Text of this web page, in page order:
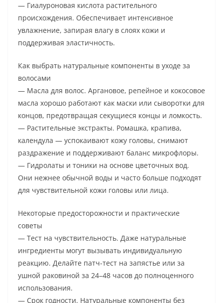
— Гиалуроновая кислота растительного
происхождения. Обеспечивает интенсивное
увлажнение, запирая влагу в слоях кожи и
поддерживая эластичность.
Как выбрать натуральные компоненты в уходе за
волосами
— Масла для волос. Аргановое, репейное и кокосовое
масла хорошо работают как маски или сыворотки для
концов, предотвращая секущиеся концы и ломкость.
— Растительные экстракты. Ромашка, крапива,
календула — успокаивают кожу головы, снимают
раздражение и поддерживают баланс микрофлоры.
— Гидролаты и тоники на основе цветочных вод.
Они нежнее обычной воды и часто больше подходят
для чувствительной кожи головы или лица.
Некоторые предосторожности и практические
советы
— Тест на чувствительность. Даже натуральные
ингредиенты могут вызывать индивидуальную
реакцию. Делайте патч-тест на запястье или за
ушной раковиной за 24–48 часов до полноценного
использования.
— Срок годности. Натуральные компоненты без